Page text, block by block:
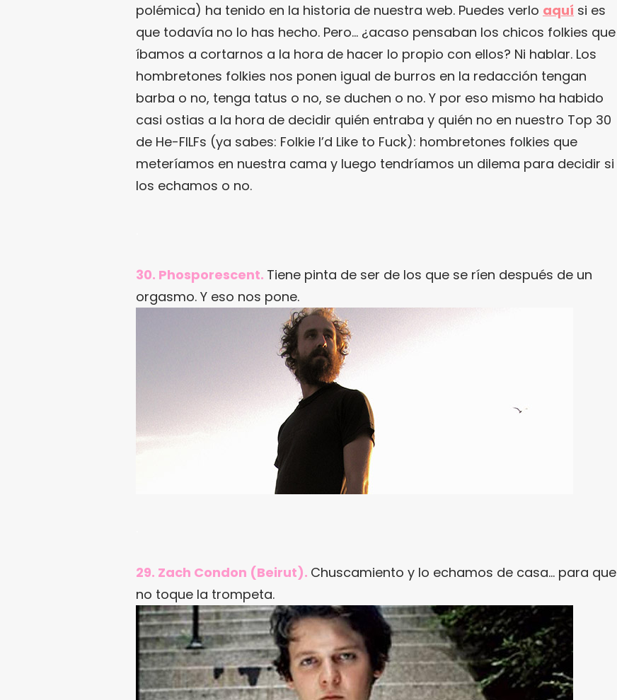
polémica) ha tenido en la historia de nuestra web. Puedes verlo aquí si es
que todavía no lo has hecho. Pero… ¿acaso pensaban los chicos folkies que
íbamos a cortarnos a la hora de hacer lo propio con ellos? Ni hablar. Los
hombretones folkies nos ponen igual de burros en la redacción tengan
barba o no, tenga tatus o no, se duchen o no. Y por eso mismo ha habido
casi ostias a la hora de decidir quién entraba y quién no en nuestro Top 30
de He-FILFs (ya sabes: Folkie I’d Like to Fuck): hombretones folkies que
meteríamos en nuestra cama y luego tendríamos un dilema para decidir si
los echamos o no.
30. Phosporescent. Tiene pinta de ser de los que se ríen después de un
orgasmo. Y eso nos pone.
29. Zach Condon (Beirut). Chuscamiento y lo echamos de casa… para que
no toque la trompeta.